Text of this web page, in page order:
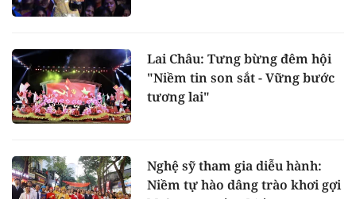
Lai Châu: Tưng bừng đêm hội
"Niềm tin son sắt - Vững bước
tương lai"
Nghệ sỹ tham gia diễu hành:
Niềm tự hào dâng trào khơi gợi